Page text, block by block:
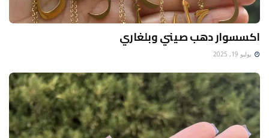
اكسسوار دهب صيني وبلغاري
يوليو 19, 2025